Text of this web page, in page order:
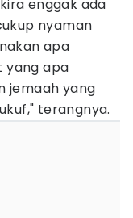
enggak ada
nyaman
apa
yang apa
jemaah yang
terangnya.